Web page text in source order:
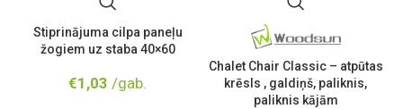
Stiprinājuma cilpa paneļu
žogiem uz staba 40×60
€1,03 /gab.
Chalet Chair Classic – atpūtas
krēsls , galdiņš, paliknis,
paliknis kājām